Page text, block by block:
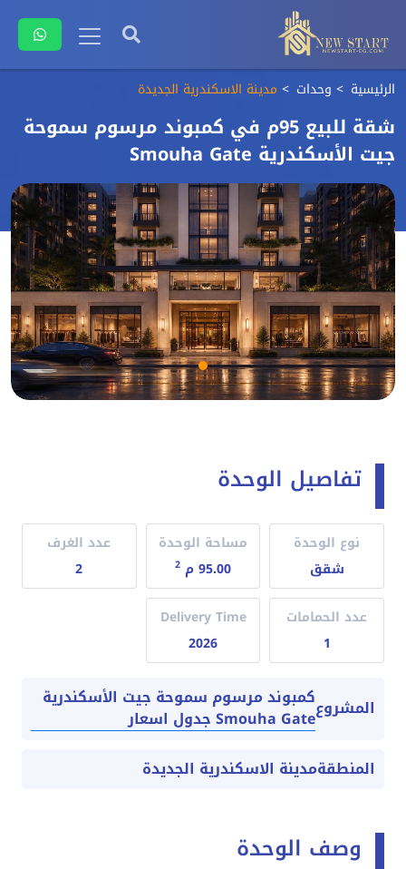
الرئيسية وحدات مدينة الاسكندرية الجديدة
شقة للبيع 95م في كمبوند مرسوم سموحة
جيت الأسكندرية Smouha Gate
تفاصيل الوحدة
نوع الوحدة
شقق
مساحة الوحدة
95.00 م
2
عدد الغرف
2
عدد الحمامات
1
Delivery Time
2026
المشروعكمبوند مرسوم سموحة جيت الأسكندرية
Smouha Gate جدول اسعار
المنطقةمدينة الاسكندرية الجديدة
وصف الوحدة